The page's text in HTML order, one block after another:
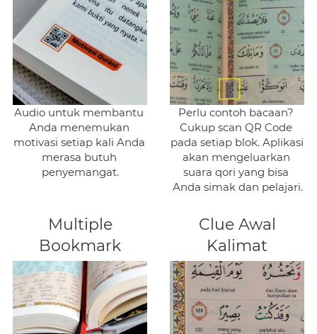
Audio untuk membantu
Anda menemukan
motivasi setiap kali Anda
merasa butuh
penyemangat.
Perlu contoh bacaan?
Cukup scan QR Code
pada setiap blok. Aplikasi
akan mengeluarkan
suara qori yang bisa
Anda simak dan pelajari.
Multiple
Bookmark
Clue Awal
Kalimat